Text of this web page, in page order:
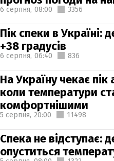
6 серпня, 08:00 3356
Пік спеки в Україні:
+38 градусів
6 серпня, 06:40 836
На Україну чекає
коли температури
комфортнішими
5 серпня, 20:00 11498
Спека не відступає:
опуститься